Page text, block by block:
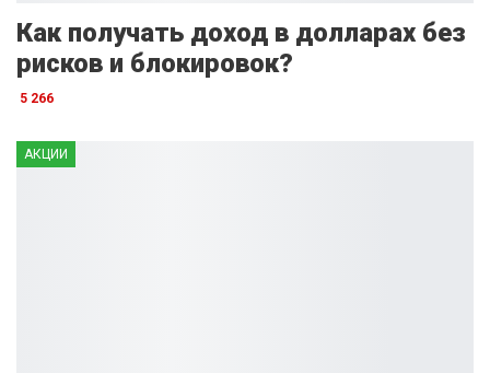
Как получать доход в долларах без
рисков и блокировок?
5 266
АКЦИИ